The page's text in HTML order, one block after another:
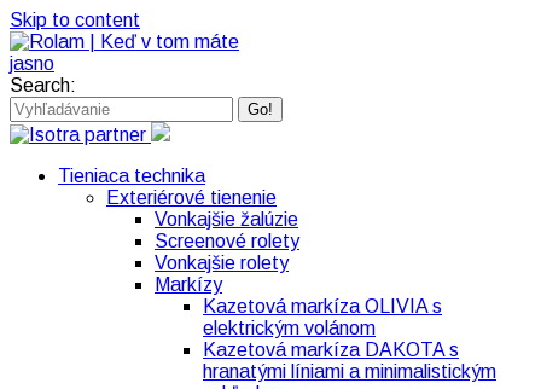
Skip to content
Search:
Tieniaca technika
Exteriérové tienenie
Vonkajšie žalúzie
Screenové rolety
Vonkajšie rolety
Markízy
Kazetová markíza OLIVIA s
elektrickým volánom
Kazetová markíza DAKOTA s
hranatými líniami a minimalistickým